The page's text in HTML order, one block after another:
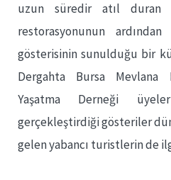
uzun süredir atıl duran
restorasyonunun
gösterisinin sunulduğu bir
Dergahta Bursa
Yaşatma Derneği
gerçekleştirdiği gösteriler
gelen yabancı turistlerin de